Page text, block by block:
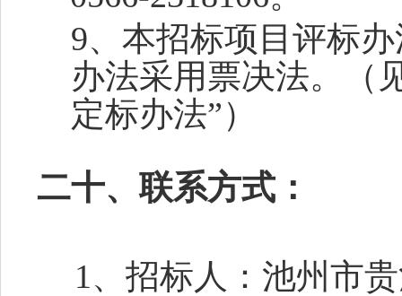
9、本招标项目评标
办法采用票决法。（
定标办法”）
二十、联系方式：
1、招标人： 池州市